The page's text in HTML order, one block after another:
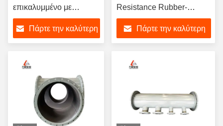
επικαλυμμένο με
καουτσούκ με πάχος
επένδυσης 3 έως 8
χιλιοστών Ιδανικό για
μεταφοράς υγρών
Πάρτε την καλύτερη
Resistance Rubber-
Coated Pipes With FF
Flanges And Fully Sealed
Surfaces
Πάρτε την καλύτερη